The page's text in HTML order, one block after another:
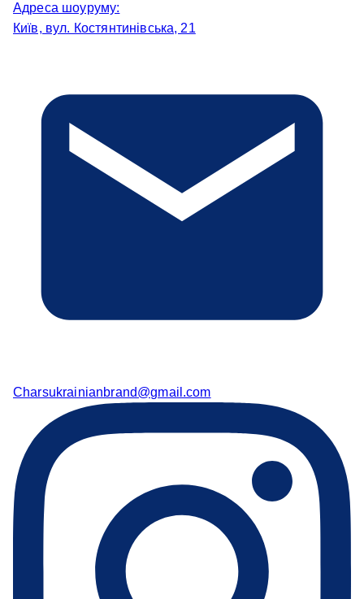
Адреса шоуруму:
Київ, вул. Костянтинівська, 21
Charsukrainianbrand@gmail.com